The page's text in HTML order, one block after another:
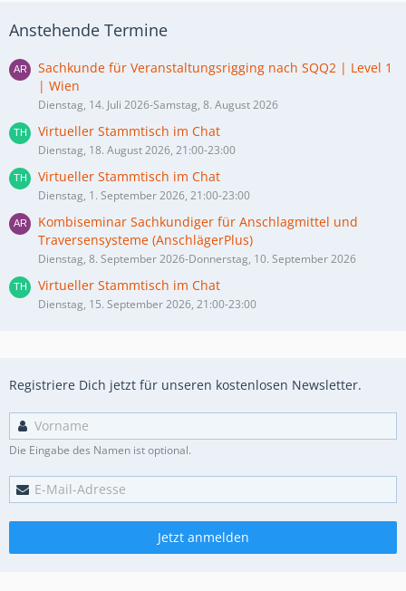
Anstehende Termine
Sachkunde für Veranstaltungsrigging nach SQQ2 | Level 1
| Wien
Dienstag, 14. Juli 2026-Samstag, 8. August 2026
Virtueller Stammtisch im Chat
Dienstag, 18. August 2026, 21:00-23:00
Virtueller Stammtisch im Chat
Dienstag, 1. September 2026, 21:00-23:00
Kombiseminar Sachkundiger für Anschlagmittel und
Traversensysteme (AnschlägerPlus)
Dienstag, 8. September 2026-Donnerstag, 10. September 2026
Virtueller Stammtisch im Chat
Dienstag, 15. September 2026, 21:00-23:00
Registriere Dich jetzt für unseren kostenlosen Newsletter.
Die Eingabe des Namen ist optional.
Jetzt anmelden